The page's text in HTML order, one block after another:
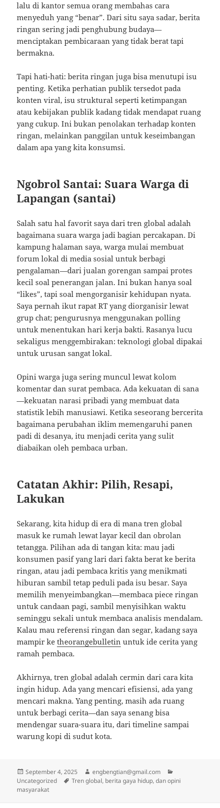
lalu di kantor semua orang membahas cara
menyeduh yang “benar”. Dari situ saya sadar, berita
ringan sering jadi penghubung budaya—
menciptakan pembicaraan yang tidak berat tapi
bermakna.
Tapi hati-hati: berita ringan juga bisa menutupi isu
penting. Ketika perhatian publik tersedot pada
konten viral, isu struktural seperti ketimpangan
atau kebijakan publik kadang tidak mendapat ruang
yang cukup. Ini bukan penolakan terhadap konten
ringan, melainkan panggilan untuk keseimbangan
dalam apa yang kita konsumsi.
Ngobrol Santai: Suara Warga di
Lapangan (santai)
Salah satu hal favorit saya dari tren global adalah
bagaimana suara warga jadi bagian percakapan. Di
kampung halaman saya, warga mulai membuat
forum lokal di media sosial untuk berbagi
pengalaman—dari jualan gorengan sampai protes
kecil soal penerangan jalan. Ini bukan hanya soal
“likes”, tapi soal mengorganisir kehidupan nyata.
Saya pernah ikut rapat RT yang diorganisir lewat
grup chat; pengurusnya menggunakan polling
untuk menentukan hari kerja bakti. Rasanya lucu
sekaligus menggembirakan: teknologi global dipakai
untuk urusan sangat lokal.
Opini warga juga sering muncul lewat kolom
komentar dan surat pembaca. Ada kekuatan di sana
—kekuatan narasi pribadi yang membuat data
statistik lebih manusiawi. Ketika seseorang bercerita
bagaimana perubahan iklim memengaruhi panen
padi di desanya, itu menjadi cerita yang sulit
diabaikan oleh pembaca urban.
Catatan Akhir: Pilih, Resapi,
Lakukan
Sekarang, kita hidup di era di mana tren global
masuk ke rumah lewat layar kecil dan obrolan
tetangga. Pilihan ada di tangan kita: mau jadi
konsumen pasif yang lari dari fakta berat ke berita
ringan, atau jadi pembaca kritis yang menikmati
hiburan sambil tetap peduli pada isu besar. Saya
memilih menyeimbangkan—membaca piece ringan
untuk candaan pagi, sambil menyisihkan waktu
seminggu sekali untuk membaca analisis mendalam.
Kalau mau referensi ringan dan segar, kadang saya
mampir ketheorangebulletin untuk ide cerita yang
ramah pembaca.
Akhirnya, tren global adalah cermin dari cara kita
ingin hidup. Ada yang mencari efisiensi, ada yang
mencari makna. Yang penting, masih ada ruang
untuk berbagi cerita—dan saya senang bisa
mendengar suara-suara itu, dari timeline sampai
warung kopi di sudut kota.
Posted
on
September 4, 2025 Author
engbengtian@gmail.com
Uncategorized
Tags
Tren global, berita gaya hidup, dan opini
masyarakat